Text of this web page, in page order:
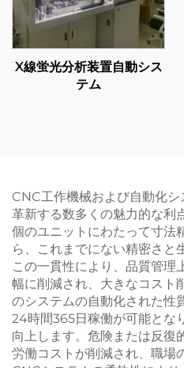
X線蛍光分析装置自動シス
テム
CNC工作機械および自動化
革新する数多くの魅力的な利
個のユニットにわたって寸法
ら、これまでにない精密さと
この一貫性により、品質管理
幅に削減され、大きなコスト
のシステムの自動化された性
24時間365日稼働が可能とな
向上します。危険または反復
労働コストが削減され、職場